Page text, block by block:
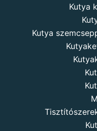
Kutya
Kutya